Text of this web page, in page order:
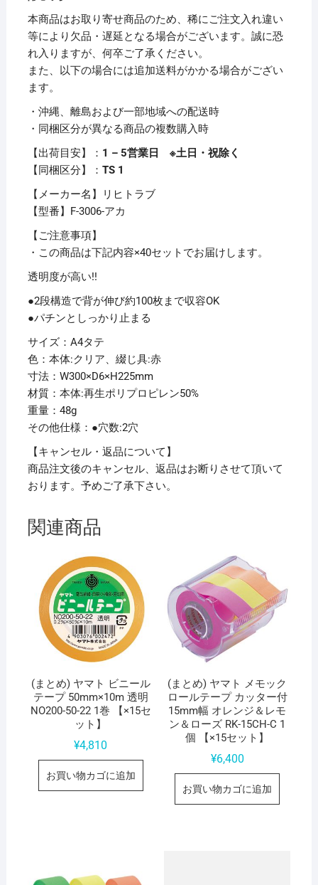
A4
タ
テ
穴
100
枚
収
容
赤
3006
冊
【×40
セ
ッ
ト】
個
本商品はお取り寄せ商品のため、稀にご注文入れ違い
等により欠品・遅延となる場合がございます。誠に恐
れ入りますが、何卒ご了承ください。
また、以下の場合には追加送料がかかる場合がござい
ます。
・沖縄、離島および一部地域への配送時
・同梱区分が異なる商品の複数購入時
【出荷目安】： 1 – 5営業日 ※土日・祝除く
【同梱区分】： TS 1
【メーカー名】リヒトラブ
【型番】F-3006-アカ
【ご注意事項】
・この商品は下記内容×40セットでお届けします。
透明度が高い!!
●2段構造で背が伸び約100枚まで収容OK
●パチンとしっかり止まる
サイズ：A4タテ
色：本体:クリア、綴じ具:赤
寸法：W300×D6×H225mm
材質：本体:再生ポリプロピレン50%
重量：48g
その他仕様：●穴数:2穴
【キャンセル・返品について】
商品注文後のキャンセル、返品はお断りさせて頂いて
おります。予めご了承下さい。
関連商品
(まとめ) ヤマト ビニール
テープ 50mm×10m 透明
NO200-50-22 1巻 【×15セ
ット】
¥4,810
お買い物カゴに追加
(まとめ) ヤマト メモック
ロールテープ カッター付
15mm幅 オレンジ＆レモ
ン＆ローズ RK-15CH-C 1
個 【×15セット】
¥6,400
お買い物カゴに追加